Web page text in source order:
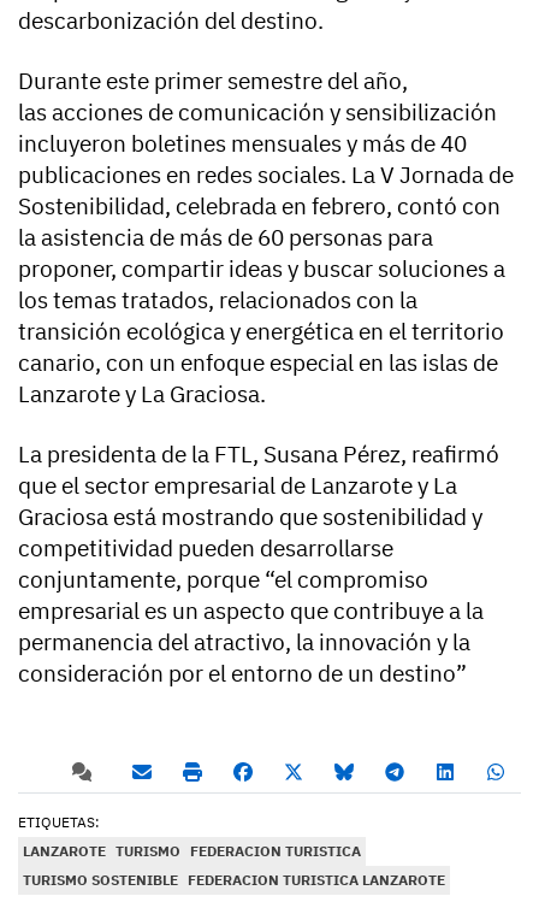
descarbonización del destino.
Durante este primer semestre del año,
las acciones de comunicación y sensibilización
incluyeron boletines mensuales y más de 40
publicaciones en redes sociales. La V Jornada de
Sostenibilidad, celebrada en febrero, contó con
la asistencia de más de 60 personas para
proponer, compartir ideas y buscar soluciones a
los temas tratados, relacionados con la
transición ecológica y energética en el territorio
canario, con un enfoque especial en las islas de
Lanzarote y La Graciosa.
La presidenta de la FTL, Susana Pérez, reafirmó
que el sector empresarial de Lanzarote y La
Graciosa está mostrando que sostenibilidad y
competitividad pueden desarrollarse
conjuntamente, porque “el compromiso
empresarial es un aspecto que contribuye a la
permanencia del atractivo, la innovación y la
consideración por el entorno de un destino”
ETIQUETAS:
LANZAROTE TURISMO
FEDERACION TURISTICA
TURISMO SOSTENIBLE FEDERACION TURISTICA LANZAROTE